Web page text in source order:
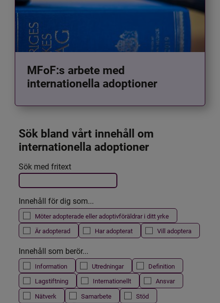
MFoF:s arbete med
internationella adoptioner
Sök bland vårt innehåll om
internationella adoptioner
Filtrera resultatet
Det här formuläret postas automatiskt
Sök med fritext
Innehåll för dig som...
Möter adopterade eller adoptivföräldrar i ditt yrke
Är adopterad
Har adopterat Vill adoptera
Innehåll som berör...
Information Utredningar
Definition
Lagstiftning
Internationellt
Ansvar
Nätverk
Samarbete
Stöd